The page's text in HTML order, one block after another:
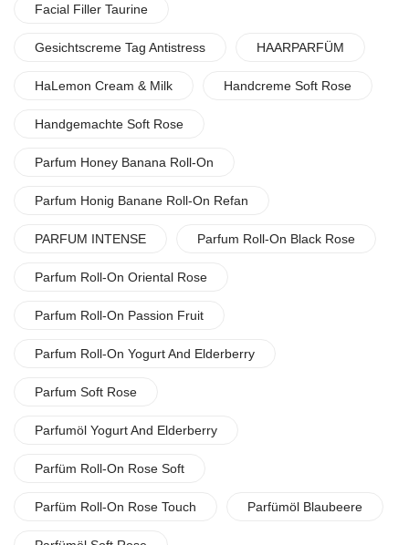
Facial Filler Taurine
Gesichtscreme Tag Antistress HAARPARFÜM
HaLemon Cream & Milk Handcreme Soft Rose
Handgemachte Soft Rose
Parfum Honey Banana Roll-On
Parfum Honig Banane Roll-On Refan
PARFUM INTENSE Parfum Roll-On Black Rose
Parfum Roll-On Oriental Rose
Parfum Roll-On Passion Fruit
Parfum Roll-On Yogurt And Elderberry
Parfum Soft Rose
Parfumöl Yogurt And Elderberry
Parfüm Roll-On Rose Soft
Parfüm Roll-On Rose Touch Parfümöl Blaubeere